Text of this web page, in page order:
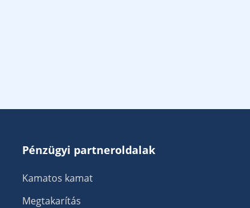
Pénzügyi partneroldalak
Kamatos kamat
Megtakarítás